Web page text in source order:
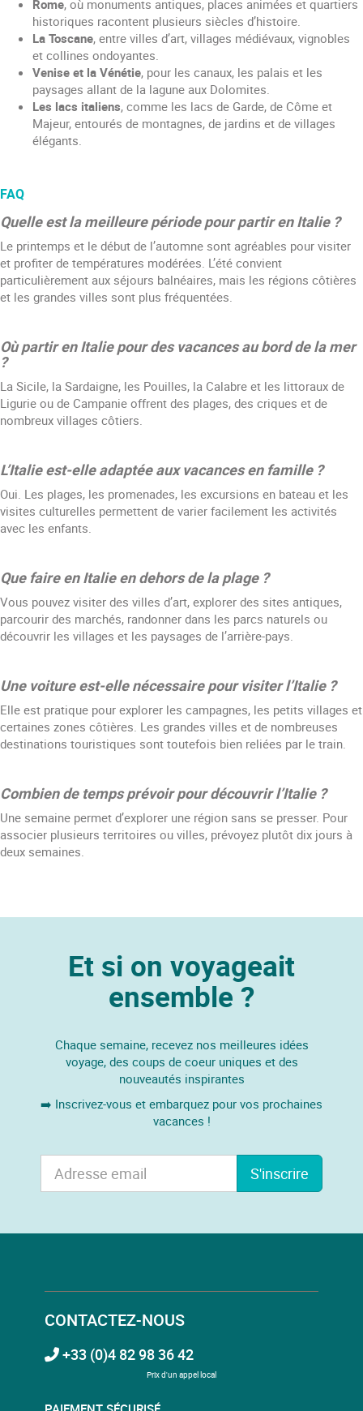
Rome, où monuments antiques, places animées et quartiers
historiques racontent plusieurs siècles d’histoire.
La Toscane, entre villes d’art, villages médiévaux, vignobles
et collines ondoyantes.
Venise et la Vénétie, pour les canaux, les palais et les
paysages allant de la lagune aux Dolomites.
Les lacs italiens, comme les lacs de Garde, de Côme et
Majeur, entourés de montagnes, de jardins et de villages
élégants.
FAQ
Quelle est la meilleure période pour partir en Italie ?
Le printemps et le début de l’automne sont agréables pour visiter
et profiter de températures modérées. L’été convient
particulièrement aux séjours balnéaires, mais les régions côtières
et les grandes villes sont plus fréquentées.
Où partir en Italie pour des vacances au bord de la mer
?
La Sicile, la Sardaigne, les Pouilles, la Calabre et les littoraux de
Ligurie ou de Campanie offrent des plages, des criques et de
nombreux villages côtiers.
L’Italie est-elle adaptée aux vacances en famille ?
Oui. Les plages, les promenades, les excursions en bateau et les
visites culturelles permettent de varier facilement les activités
avec les enfants.
Que faire en Italie en dehors de la plage ?
Vous pouvez visiter des villes d’art, explorer des sites antiques,
parcourir des marchés, randonner dans les parcs naturels ou
découvrir les villages et les paysages de l’arrière-pays.
Une voiture est-elle nécessaire pour visiter l’Italie ?
Elle est pratique pour explorer les campagnes, les petits villages et
certaines zones côtières. Les grandes villes et de nombreuses
destinations touristiques sont toutefois bien reliées par le train.
Combien de temps prévoir pour découvrir l’Italie ?
Une semaine permet d’explorer une région sans se presser. Pour
associer plusieurs territoires ou villes, prévoyez plutôt dix jours à
deux semaines.
Et si on voyageait
ensemble ?
Chaque semaine, recevez nos meilleures idées
voyage, des coups de coeur uniques et des
nouveautés inspirantes
➡️ Inscrivez-vous et embarquez pour vos prochaines
vacances !
S'inscrire
CONTACTEZ-NOUS
+33 (0)4 82 98 36 42
Prix d'un appel local